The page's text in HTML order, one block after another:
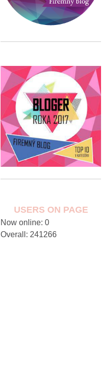
USERS ON PAGE
Now online: 0
Overall: 241266